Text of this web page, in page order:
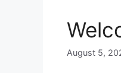
August 5,